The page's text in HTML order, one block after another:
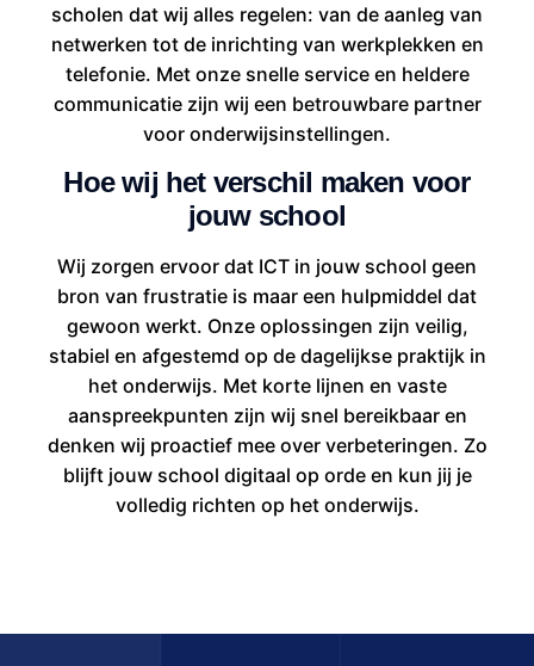
scholen dat wij alles regelen: van de aanleg van
netwerken tot de inrichting van werkplekken en
telefonie. Met onze snelle service en heldere
communicatie zijn wij een betrouwbare partner
voor onderwijsinstellingen.
Hoe wij het verschil maken voor
jouw school
Wij zorgen ervoor dat ICT in jouw school geen
bron van frustratie is maar een hulpmiddel dat
gewoon werkt. Onze oplossingen zijn veilig,
stabiel en afgestemd op de dagelijkse praktijk in
het onderwijs. Met korte lijnen en vaste
aanspreekpunten zijn wij snel bereikbaar en
denken wij proactief mee over verbeteringen. Zo
blijft jouw school digitaal op orde en kun jij je
volledig richten op het onderwijs.